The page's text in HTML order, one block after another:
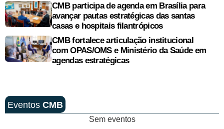
CMB participa de agenda em Brasília para
avançar pautas estratégicas das santas
casas e hospitais filantrópicos
CMB fortalece articulação institucional
com OPAS/OMS e Ministério da Saúde em
agendas estratégicas
Eventos CMB
Sem eventos